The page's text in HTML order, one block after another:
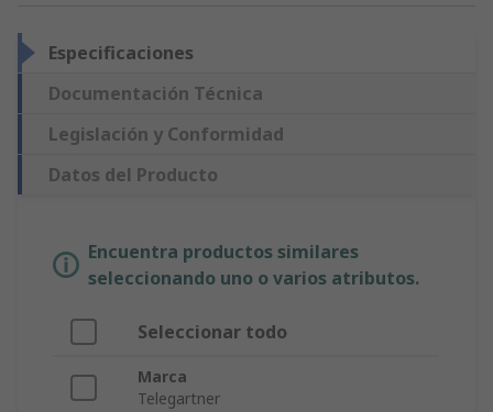
Especificaciones
Documentación Técnica
Legislación y Conformidad
Datos del Producto
Encuentra productos similares
seleccionando uno o varios atributos.
Seleccionar todo
Marca
Telegartner